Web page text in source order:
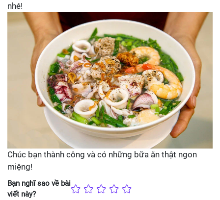
nhé!
Chúc bạn thành công và có những bữa ăn thật ngon
miệng!
Bạn nghĩ sao về bài
viết này?